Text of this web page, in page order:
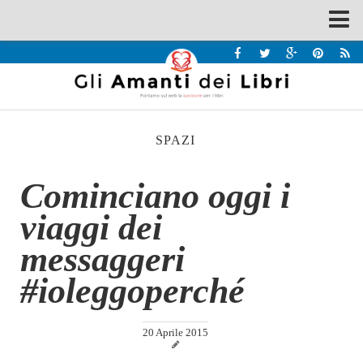
Recensioni
Interviste & Incontri
Chi siamo
Contatti
Eventi
Home
SPAZI
Cominciano oggi i
viaggi dei
messaggeri
#ioleggoperché
20 Aprile 2015